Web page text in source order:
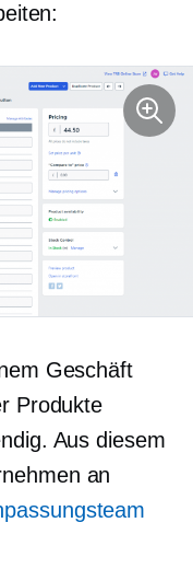
Geschäft
Produkte
Aus diesem
an